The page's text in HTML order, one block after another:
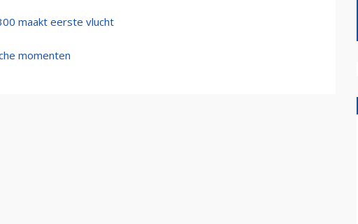
maakt eerste vlucht
momenten